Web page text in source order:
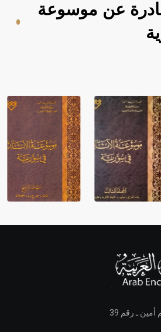
عن موسوعة
ـ رقم 39